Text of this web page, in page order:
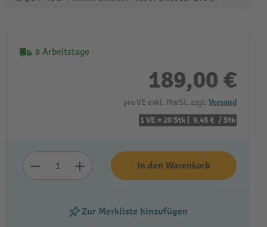
8 Arbeitstage
189,00 €
pro VE exkl. MwSt. zzgl. Versand
1 VE = 20 Stk | 9,45 € / Stk
In den Warenkorb
Zur Merkliste hinzufügen